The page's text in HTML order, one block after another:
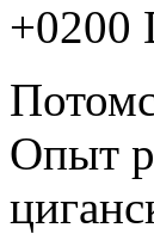
+0200
Опыт